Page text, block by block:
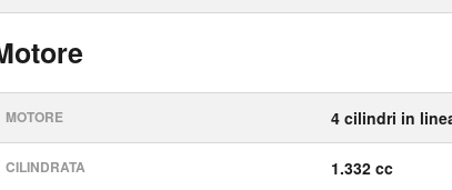
MOTORE 4 cilindri in
CILINDRATA 1.332 cc